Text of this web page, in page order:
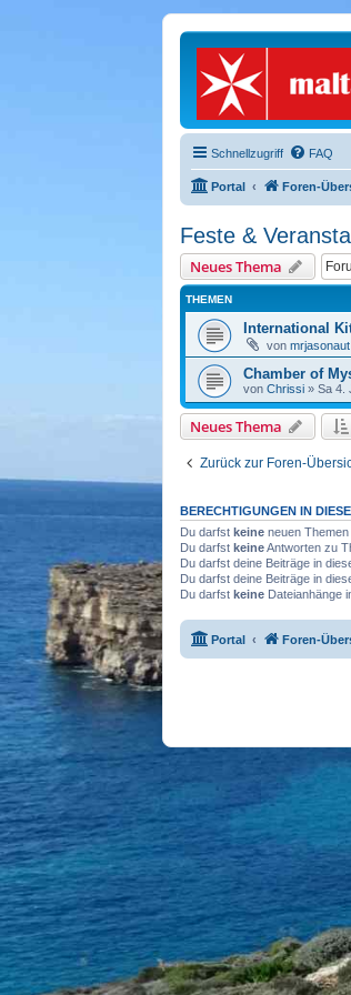
Schnellzugriff FAQ
Portal Foren-
Feste &
Neues Thema
THEMEN
International
von mrjasonaut
Chamber of
von Chrissi » Sa 4.
Neues Thema
Zurück zur Foren-
BERECHTIGUNGEN IN
Du darfst keine neuen
Du darfst keineAntworten zu
Du darfst deine Beiträge in
Du darfst deine Beiträge in
Du darfst keine Dateianhänge
Portal Foren-